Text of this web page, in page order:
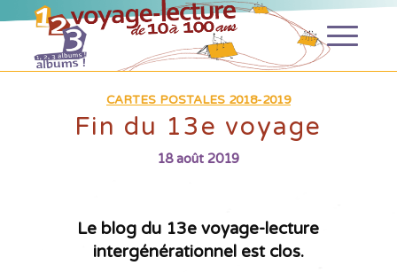
CARTES POSTALES 2018-2019
Fin du 13e voyage
18 août 2019
Le blog du 13e voyage-lecture
intergénérationnel est clos.